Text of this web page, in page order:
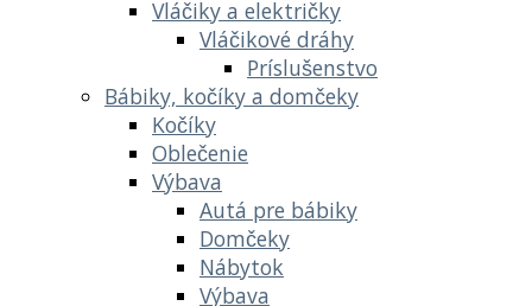
Vláčiky a električky
Vláčikové dráhy
Príslušenstvo
Bábiky, kočíky a domčeky
Kočíky
Oblečenie
Výbava
Autá pre bábiky
Domčeky
Nábytok
Výbava